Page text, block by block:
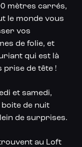
mètres carrés,
le monde vous
vos
de folie, et
qui est là
prise de tête !
et samedi,
de nuit
de surprises.
au Loft